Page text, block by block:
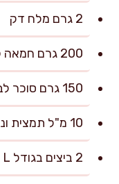
2 גרם מלח דק
200 גרם חמאה קרה, חתוכה לקוביות
150 גרם סוכר לבן
10 מ"ל תמצית וניל איכותית
2 ביצים בגודל L (כ-110 גרם ללא קליפה)